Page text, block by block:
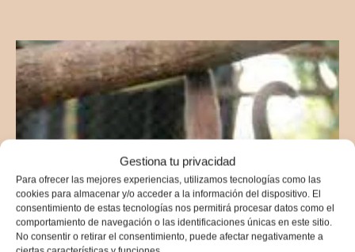
Gestiona tu privacidad
Para ofrecer las mejores experiencias, utilizamos tecnologías como las
cookies para almacenar y/o acceder a la información del dispositivo. El
consentimiento de estas tecnologías nos permitirá procesar datos como el
comportamiento de navegación o las identificaciones únicas en este sitio.
No consentir o retirar el consentimiento, puede afectar negativamente a